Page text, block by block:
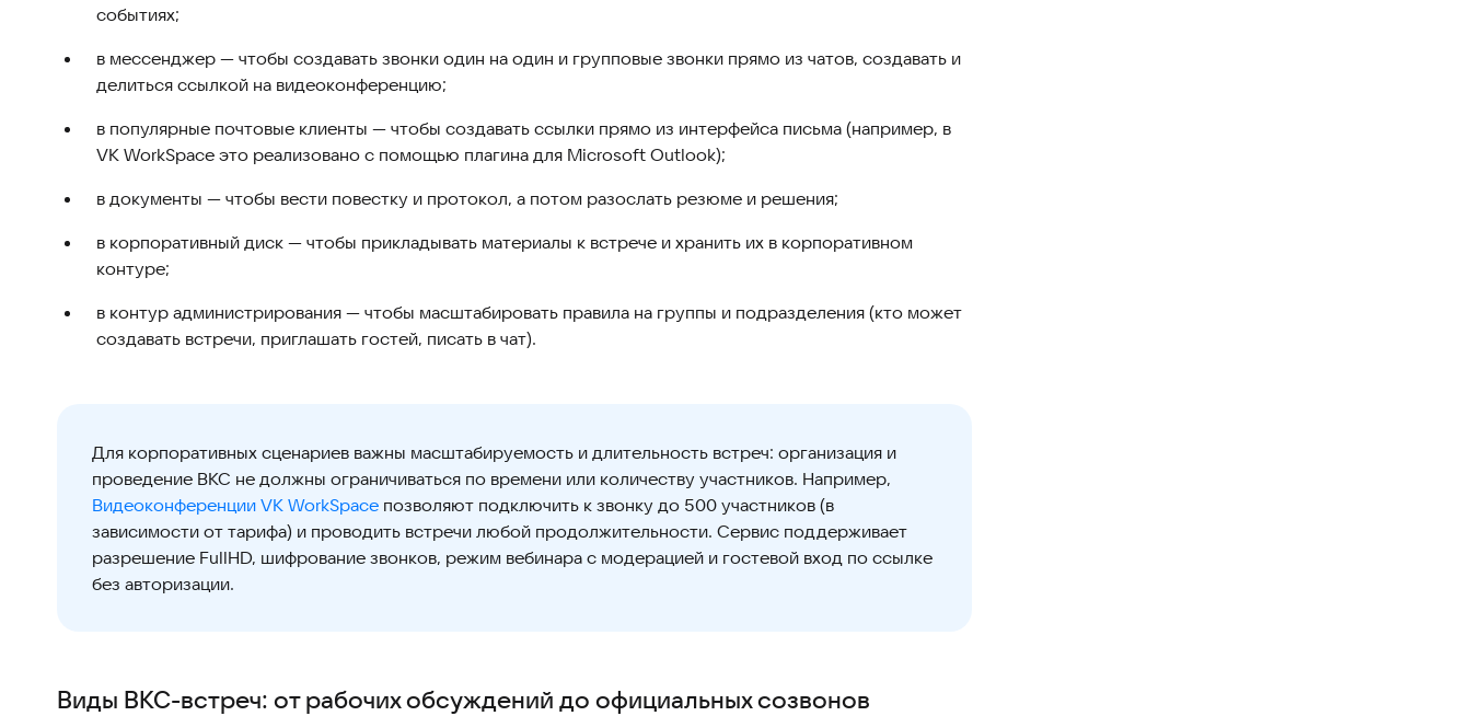
событиях;
в мессенджер — чтобы создавать звонки один на один и групповые звонки прямо из чатов, создавать и
делиться ссылкой на видеоконференцию;
в популярные почтовые клиенты — чтобы создавать ссылки прямо из интерфейса письма (например, в
VK WorkSpace это реализовано с помощью плагина для Microsoft Outlook);
в документы — чтобы вести повестку и протокол, а потом разослать резюме и решения;
в корпоративный диск — чтобы прикладывать материалы к встрече и хранить их в корпоративном
контуре;
в контур администрирования — чтобы масштабировать правила на группы и подразделения (кто может
создавать встречи, приглашать гостей, писать в чат).
Для корпоративных сценариев важны масштабируемость и длительность встреч: организация и
проведение ВКС не должны ограничиваться по времени или количеству участников. Например,
Видеоконференции VK WorkSpace позволяют подключить к звонку до 500 участников (в
зависимости от тарифа) и проводить встречи любой продолжительности. Сервис поддерживает
разрешение FullHD, шифрование звонков, режим вебинара с модерацией и гостевой вход по ссылке
без авторизации.
Виды ВКС-встреч: от рабочих обсуждений до официальных созвонов